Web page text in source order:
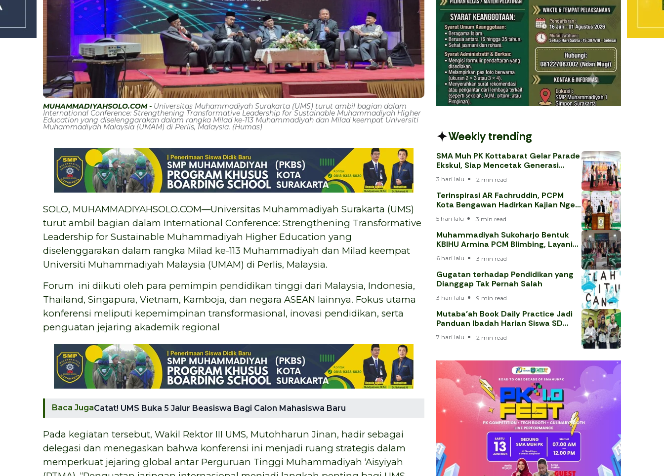
MUHAMMADIYAHSOLO.COM - Universitas Muhammadiyah Surakarta (UMS) turut ambil bagian dalam
International Conference: Strengthening Transformative Leadership for Sustainable Muhammadiyah Higher
Education yang diselenggarakan dalam rangka Milad ke-113 Muhammadiyah dan Milad keempat Universiti
Muhammadiyah Malaysia (UMAM) di Perlis, Malaysia. (Humas)
SOLO, MUHAMMADIYAHSOLO.COM—Universitas Muhammadiyah Surakarta (UMS)
turut ambil bagian dalam International Conference: Strengthening Transformative
Leadership for Sustainable Muhammadiyah Higher Education yang
diselenggarakan dalam rangka Milad ke-113 Muhammadiyah dan Milad keempat
Universiti Muhammadiyah Malaysia (UMAM) di Perlis, Malaysia.
Forum ini diikuti oleh para pemimpin pendidikan tinggi dari Malaysia, Indonesia,
Thailand, Singapura, Vietnam, Kamboja, dan negara ASEAN lainnya. Fokus utama
konferensi meliputi kepemimpinan transformasional, inovasi pendidikan, serta
penguatan jejaring akademik regional
Baca JugaCatat! UMS Buka 5 Jalur Beasiswa Bagi Calon Mahasiswa Baru
Pada kegiatan tersebut, Wakil Rektor III UMS, Mutohharun Jinan, hadir sebagai
delegasi dan menegaskan bahwa konferensi ini menjadi ruang strategis dalam
memperkuat jejaring global antar Perguruan Tinggi Muhammadiyah ‘Aisyiyah
Weekly trending
SMA Muh PK Kottabarat Gelar Parade
Ekskul, Siap Mencetak Generasi
3 hari lalu 2 min read
Terinspirasi AR Fachruddin, PCPM
Kota Bengawan Hadirkan Kajian Nge-
5 hari lalu 3 min read
Muhammadiyah Sukoharjo Bentuk
KBIHU Armina PCM Blimbing, Layani
6 hari lalu 3 min read
Gugatan terhadap Pendidikan yang
Dianggap Tak Pernah Salah
3 hari lalu 9 min read
Mutaba’ah Book Daily Practice Jadi
Panduan Ibadah Harian Siswa SD
7 hari lalu 2 min read